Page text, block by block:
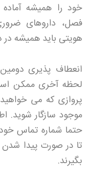
خود را همیشه
فصل، داروهای
هویتی باید همیشه
انعطاف پذیری
لحظه آخری ممکن
پروازی که می
موجود سازگار شوید.
حتما شماره تماس
تا در صورت پیدا
بگیرند.